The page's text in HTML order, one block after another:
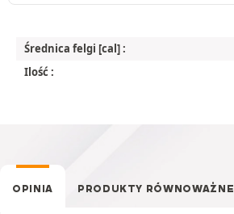
Średnica felgi [cal] :
Ilość :
OPINIA PRODUKTY RÓWNOWAŻNE